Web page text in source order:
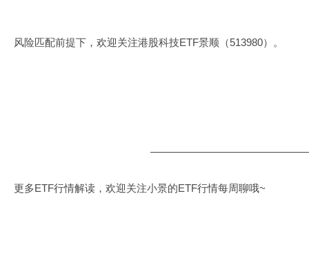
风险匹配前提下，欢迎关注港股科技ETF景顺（513980）。
更多ETF行情解读，欢迎关注小景的ETF行情每周聊哦~